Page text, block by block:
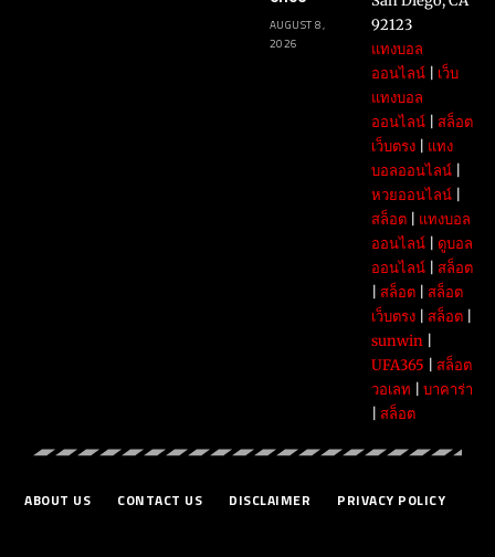
AUGUST 8,
2026
92123
แทงบอล
ออนไลน์| เว็บ
แทงบอล
ออนไลน์| สล็อต
เว็บตรง| แทง
บอลออนไลน์|
หวยออนไลน์|
สล็อต| แทงบอล
ออนไลน์| ดูบอล
ออนไลน์| สล็อต
สล็อต| สล็อต
เว็บตรง| สล็อต|
sunwin|
UFA365
สล็อต
วอเลท
บาคาร่า
สล็อต
ABOUT US CONTACT US DISCLAIMER PRIVACY POLICY